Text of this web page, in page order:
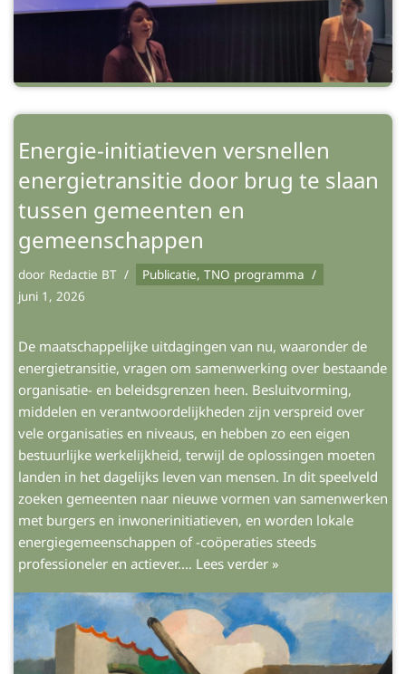
Energie-initiatieven versnellen
energietransitie door brug te slaan
tussen gemeenten en
gemeenschappen
door Redactie BT Publicatie, TNO programma
juni 1, 2026
De maatschappelijke uitdagingen van nu, waaronder de
energietransitie, vragen om samenwerking over bestaande
organisatie- en beleidsgrenzen heen. Besluitvorming,
middelen en verantwoordelijkheden zijn verspreid over
vele organisaties en niveaus, en hebben zo een eigen
bestuurlijke werkelijkheid, terwijl de oplossingen moeten
landen in het dagelijks leven van mensen. In dit speelveld
zoeken gemeenten naar nieuwe vormen van samenwerken
met burgers en inwonerinitiatieven, en worden lokale
energiegemeenschappen of -coöperaties steeds
professioneler en actiever.… Lees verder »